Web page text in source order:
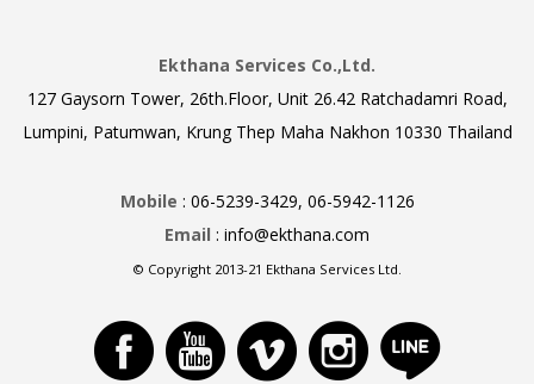
Ekthana Services Co.,Ltd.
127 Gaysorn Tower, 26th.Floor, Unit 26.42 Ratchadamri Road,
Lumpini, Patumwan, Krung Thep Maha Nakhon 10330 Thailand
Mobile : 06-5239-3429, 06-5942-1126
Email : info@ekthana.com
© Copyright 2013-21 Ekthana Services Ltd.